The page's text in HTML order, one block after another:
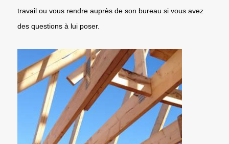
travail ou vous rendre auprès de son bureau si vous avez
des questions à lui poser.